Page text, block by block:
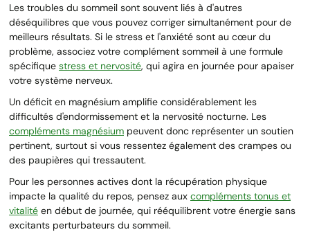
Les troubles du sommeil sont souvent liés à d'autres
déséquilibres que vous pouvez corriger simultanément pour de
meilleurs résultats. Si le stress et l'anxiété sont au cœur du
problème, associez votre complément sommeil à une formule
spécifique stress et nervosité, qui agira en journée pour apaiser
votre système nerveux.
Un déficit en magnésium amplifie considérablement les
difficultés d'endormissement et la nervosité nocturne. Les
compléments magnésium peuvent donc représenter un soutien
pertinent, surtout si vous ressentez également des crampes ou
des paupières qui tressautent.
Pour les personnes actives dont la récupération physique
impacte la qualité du repos, pensez aux compléments tonus et
vitalité en début de journée, qui rééquilibrent votre énergie sans
excitants perturbateurs du sommeil.